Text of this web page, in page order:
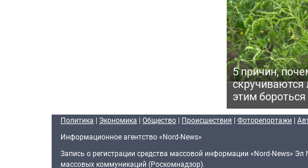
5 причин,
скручиваются
этим бороться
Политика | Экономика | Общество | Происшествия | Фоторепортажи |
Информационное агентство «Nord-News»
Запись о регистрации средства массовой информации «Nord-News»
массовых коммуникаций (Роскомнадзор).